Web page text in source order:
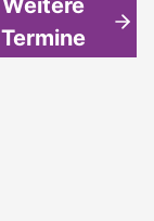
Termine